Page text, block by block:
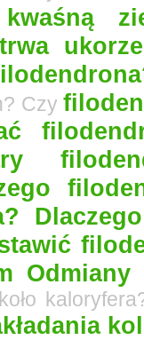
Czy